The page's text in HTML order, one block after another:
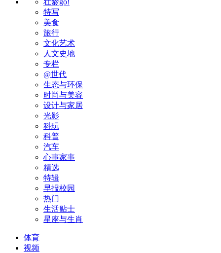
特写
美食
旅行
文化艺术
人文史地
专栏
@世代
生态与环保
时尚与美容
设计与家居
光影
科玩
科普
汽车
心事家事
精选
特辑
早报校园
热门
生活贴士
星座与生肖
体育
视频